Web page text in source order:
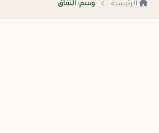
الرئيسية وسم: النفاق